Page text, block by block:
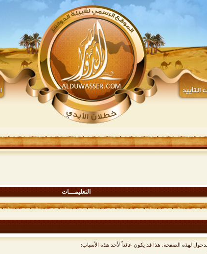
التعليمـــات
لهذه الصفحة. هذا قد يكون عائداً لأحد هذه الأسباب: